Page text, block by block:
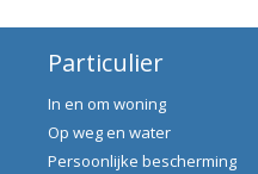
Particulier
In en om woning
Op weg en water
Persoonlijke bescherming